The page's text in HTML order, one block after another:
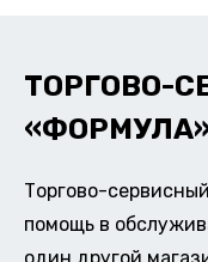
ТОРГОВО-
Торгово-
помощь в